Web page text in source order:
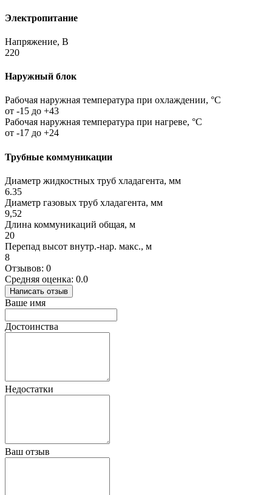
Электропитание
Напряжение, В
220
Наружный блок
Рабочая наружная температура при охлаждении, °C
от -15 до +43
Рабочая наружная температура при нагреве, °C
от -17 до +24
Трубные коммуникации
Диаметр жидкостных труб хладагента, мм
6.35
Диаметр газовых труб хладагента, мм
9,52
Длина коммуникаций общая, м
20
Перепад высот внутр.-нар. макс., м
8
Отзывов: 0
Средняя оценка: 0.0
Написать отзыв
Ваше имя
Достоинства
Недостатки
Ваш отзыв